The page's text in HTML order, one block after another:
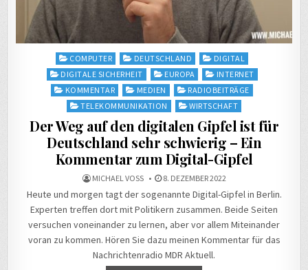
Posted
in
COMPUTER DEUTSCHLAND
DIGITAL
DIGITALE SICHERHEIT
EUROPA
INTERNET
KOMMENTAR
MEDIEN
RADIOBEITRÄGE
TELEKOMMUNIKATION
WIRTSCHAFT
Der Weg auf den digitalen Gipfel ist für
Deutschland sehr schwierig – Ein
Kommentar zum Digital-Gipfel
MICHAEL VOSS 8. DEZEMBER 2022
Heute und morgen tagt der sogenannte Digital-Gipfel in Berlin.
Experten treffen dort mit Politikern zusammen. Beide Seiten
versuchen voneinander zu lernen, aber vor allem Miteinander
voran zu kommen. Hören Sie dazu meinen Kommentar für das
Nachrichtenradio MDR Aktuell.